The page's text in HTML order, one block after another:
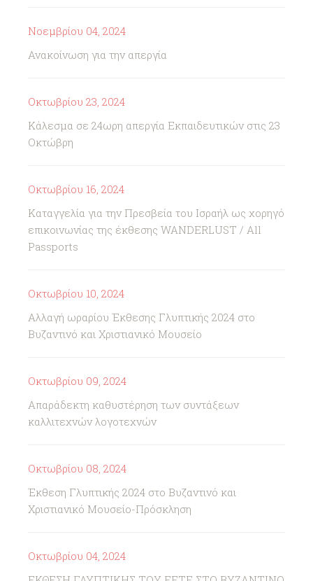
Νοεμβρίου 04, 2024
Ανακοίνωση για την απεργία
Οκτωβρίου 23, 2024
Κάλεσμα σε 24ωρη απεργία Εκπαιδευτικών στις 23
Οκτώβρη
Οκτωβρίου 16, 2024
Καταγγελία για την Πρεσβεία του Ισραήλ ως χορηγό
επικοινωνίας της έκθεσης WANDERLUST / All
Passports
Οκτωβρίου 10, 2024
Αλλαγή ωραρίου Έκθεσης Γλυπτικής 2024 στο
Βυζαντινό και Χριστιανικό Μουσείο
Οκτωβρίου 09, 2024
Απαράδεκτη καθυστέρηση των συντάξεων
καλλιτεχνών λογοτεχνών
Οκτωβρίου 08, 2024
Έκθεση Γλυπτικής 2024 στο Βυζαντινό και
Χριστιανικό Μουσείο-Πρόσκληση
Οκτωβρίου 04, 2024